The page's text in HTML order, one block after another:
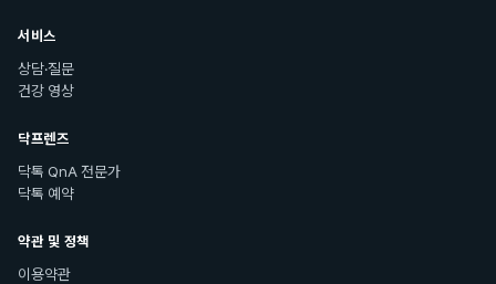
서비스
상담·질문
건강 영상
닥프렌즈
닥톡 QnA 전문가
닥톡 예약
약관 및 정책
이용약관